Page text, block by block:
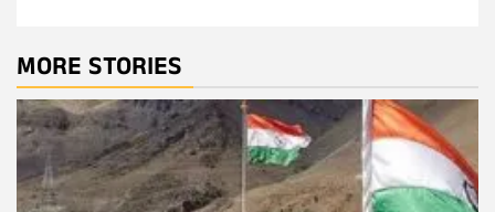
MORE STORIES